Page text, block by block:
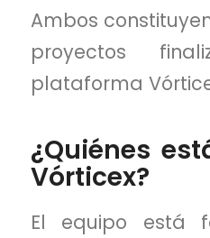
Ambos
proyectos
plataforma
¿Quiénes
Vórticex?
El equipo está